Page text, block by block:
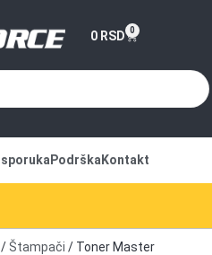
0 RSD 0
Isporuka Podrška Kontakt
/ Štampači / Toner Master